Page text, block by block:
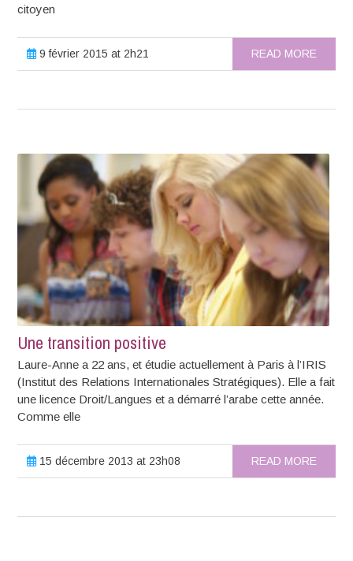
citoyen
9 février 2015 at 2h21 READ MORE
Une transition positive
Laure-Anne a 22 ans, et étudie actuellement à Paris à l’IRIS
(Institut des Relations Internationales Stratégiques). Elle a fait
une licence Droit/Langues et a démarré l’arabe cette année.
Comme elle
15 décembre 2013 at 23h08 READ MORE